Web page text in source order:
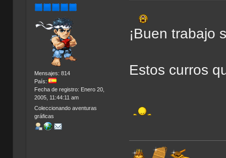
Mensajes: 814
País:
Fecha de registro: Enero 20,
2005, 11:44:11 am
Coleccionando aventuras
gráficas
¡Buen trabajo
Estos curros